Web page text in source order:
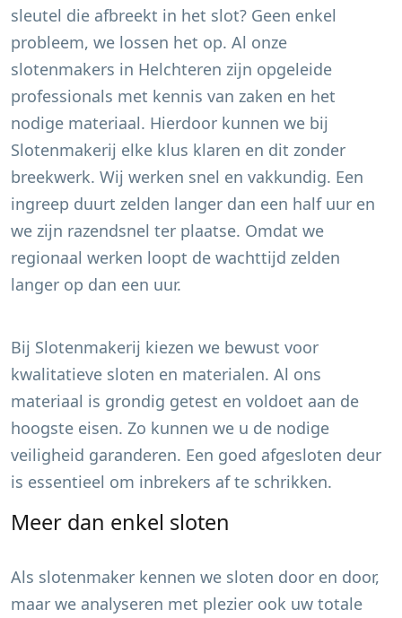
sleutel die afbreekt in het slot? Geen enkel
probleem, we lossen het op. Al onze
slotenmakers in Helchteren zijn opgeleide
professionals met kennis van zaken en het
nodige materiaal. Hierdoor kunnen we bij
Slotenmakerij elke klus klaren en dit zonder
breekwerk. Wij werken snel en vakkundig. Een
ingreep duurt zelden langer dan een half uur en
we zijn razendsnel ter plaatse. Omdat we
regionaal werken loopt de wachttijd zelden
langer op dan een uur.
Bij Slotenmakerij kiezen we bewust voor
kwalitatieve sloten en materialen. Al ons
materiaal is grondig getest en voldoet aan de
hoogste eisen. Zo kunnen we u de nodige
veiligheid garanderen. Een goed afgesloten deur
is essentieel om inbrekers af te schrikken.
Meer dan enkel sloten
Als slotenmaker kennen we sloten door en door,
maar we analyseren met plezier ook uw totale